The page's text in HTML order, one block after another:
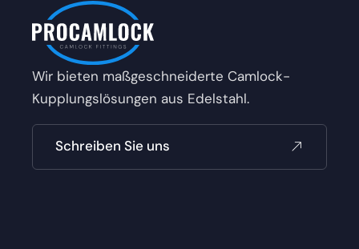
Wir bieten maßgeschneiderte Camlock-
Kupplungslösungen aus Edelstahl.
Schreiben Sie uns